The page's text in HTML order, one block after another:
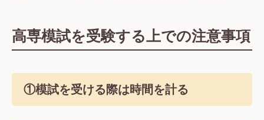
高専模試を受験する上での注意事項
①模試を受ける際は時間を計る